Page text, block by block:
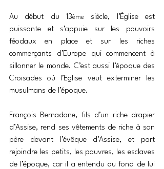
Au début du 13ème
siècle, l’Église est
puissante et s’appuie sur les pouvoirs
féodaux en place et sur les riches
commerçants d’Europe qui commencent à
sillonner le monde. C’est aussi l’époque des
Croisades où l’Eglise veut exterminer les
musulmans de l’époque.
François Bernadone, fils d’un riche drapier
d’Assise, rend ses vêtements de riche à son
père devant l’évêque d’Assise, et part
rejoindre les petits, les pauvres, les esclaves
de l’époque, car il a entendu au fond de lui